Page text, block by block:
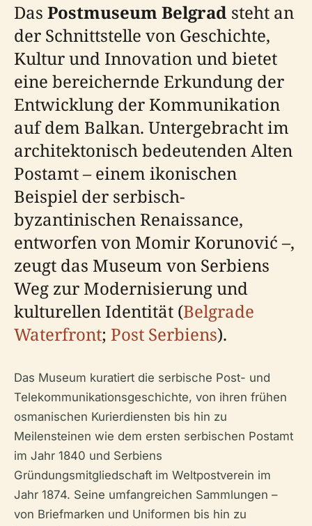
Das Postmuseum Belgrad steht an
der Schnittstelle von Geschichte,
Kultur und Innovation und bietet
eine bereichernde Erkundung der
Entwicklung der Kommunikation
auf dem Balkan. Untergebracht im
architektonisch bedeutenden Alten
Postamt – einem ikonischen
Beispiel der serbisch-
byzantinischen Renaissance,
entworfen von Momir Korunović –,
zeugt das Museum von Serbiens
Weg zur Modernisierung und
kulturellen Identität (Belgrade
Waterfront; Post Serbiens).
Das Museum kuratiert die serbische Post- und
Telekommunikationsgeschichte, von ihren frühen
osmanischen Kurierdiensten bis hin zu
Meilensteinen wie dem ersten serbischen Postamt
im Jahr 1840 und Serbiens
Gründungsmitgliedschaft im Weltpostverein im
Jahr 1874. Seine umfangreichen Sammlungen –
von Briefmarken und Uniformen bis hin zu